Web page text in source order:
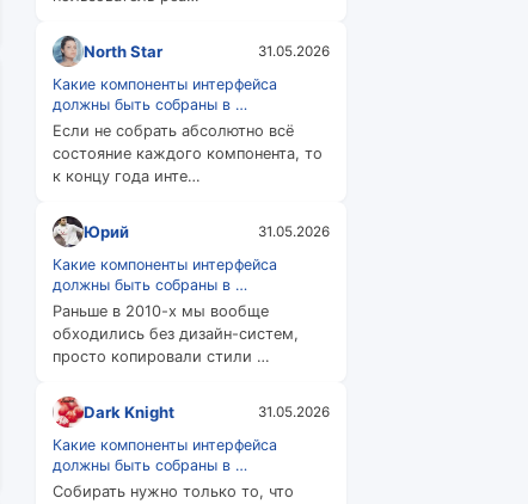
North Star 31.05.2026
Какие компоненты интерфейса
должны быть собраны в …
Если не собрать абсолютно всё
состояние каждого компонента, то
к концу года инте…
Юрий 31.05.2026
Какие компоненты интерфейса
должны быть собраны в …
Раньше в 2010-х мы вообще
обходились без дизайн-систем,
просто копировали стили …
Dark Knight 31.05.2026
Какие компоненты интерфейса
должны быть собраны в …
Собирать нужно только то, что